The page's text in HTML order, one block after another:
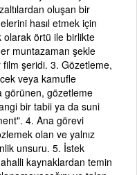
oluşan bir
hasıl etmek için
örtü ile birlikte
muntazaman şekle
şeridi. 3. Gözetleme,
veya kamufle
görünen, gözetleme
bir tabii ya da suni
4. Ana görevi
olan ve yalnız
unsuru. 5. İstek
kaynaklardan temin